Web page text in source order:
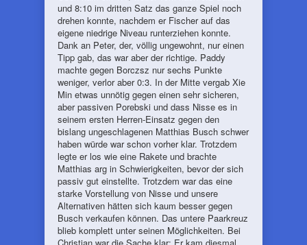
und 8:10 im dritten Satz das ganze Spiel noch
drehen konnte, nachdem er Fischer auf das
eigene niedrige Niveau runterziehen konnte.
Dank an Peter, der, völlig ungewohnt, nur einen
Tipp gab, das war aber der richtige. Paddy
machte gegen Borczsz nur sechs Punkte
weniger, verlor aber 0:3. In der Mitte vergab Xie
Min etwas unnötig gegen einen sehr sicheren,
aber passiven Porebski und dass Nisse es in
seinem ersten Herren-Einsatz gegen den
bislang ungeschlagenen Matthias Busch schwer
haben würde war schon vorher klar. Trotzdem
legte er los wie eine Rakete und brachte
Matthias arg in Schwierigkeiten, bevor der sich
passiv gut einstellte. Trotzdem war das eine
starke Vorstellung von Nisse und unsere
Alternativen hätten sich kaum besser gegen
Busch verkaufen können. Das untere Paarkreuz
blieb komplett unter seinen Möglichkeiten. Bei